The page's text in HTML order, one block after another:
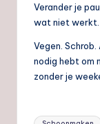
Verander je
wat niet werkt.
Vegen.
nodig hebt om
zonder je
Tags: